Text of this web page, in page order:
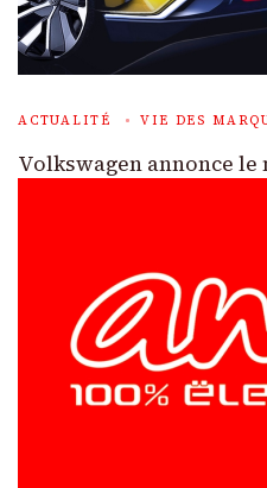
ACTUALITÉ VIE DES
Volkswagen annonce le